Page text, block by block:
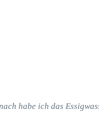
habe ich das